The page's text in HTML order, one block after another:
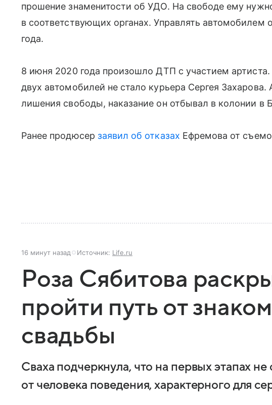
прошение знаменитости об УДО. На свободе ему
в соответствующих органах. Управлять автомобилем
года.
8 июня 2020 года произошло ДТП с участием артиста.
двух автомобилей не стало курьера Сергея
лишения свободы, наказание он отбывал в колонии в
Ранее продюсер заявил об отказах Ефремова от
16 минут назад Источник: Life.ru
Роза Сябитова
пройти путь от
свадьбы
Сваха подчеркнула, что на первых этапах не
от человека поведения, характерного для